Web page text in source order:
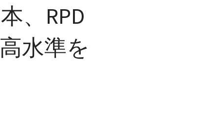
、RPD
水準を